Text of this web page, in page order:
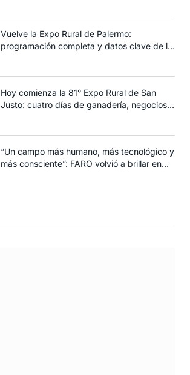
Vuelve la Expo Rural de Palermo:
programación completa y datos clave de la
Hoy comienza la 81° Expo Rural de San
Justo: cuatro días de ganadería, negocios y
“Un campo más humano, más tecnológico y
más consciente”: FARO volvió a brillar en